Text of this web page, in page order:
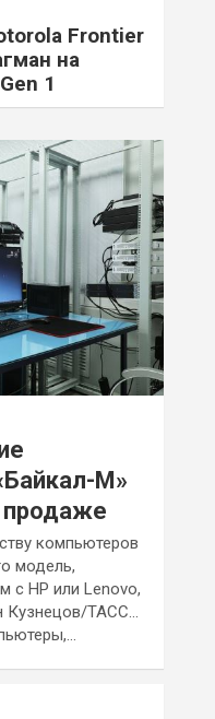
Frontier
на
1
М»
продаже
компьютеров
модель,
с HP или Lenovo,
Кузнецов/ТАСС…